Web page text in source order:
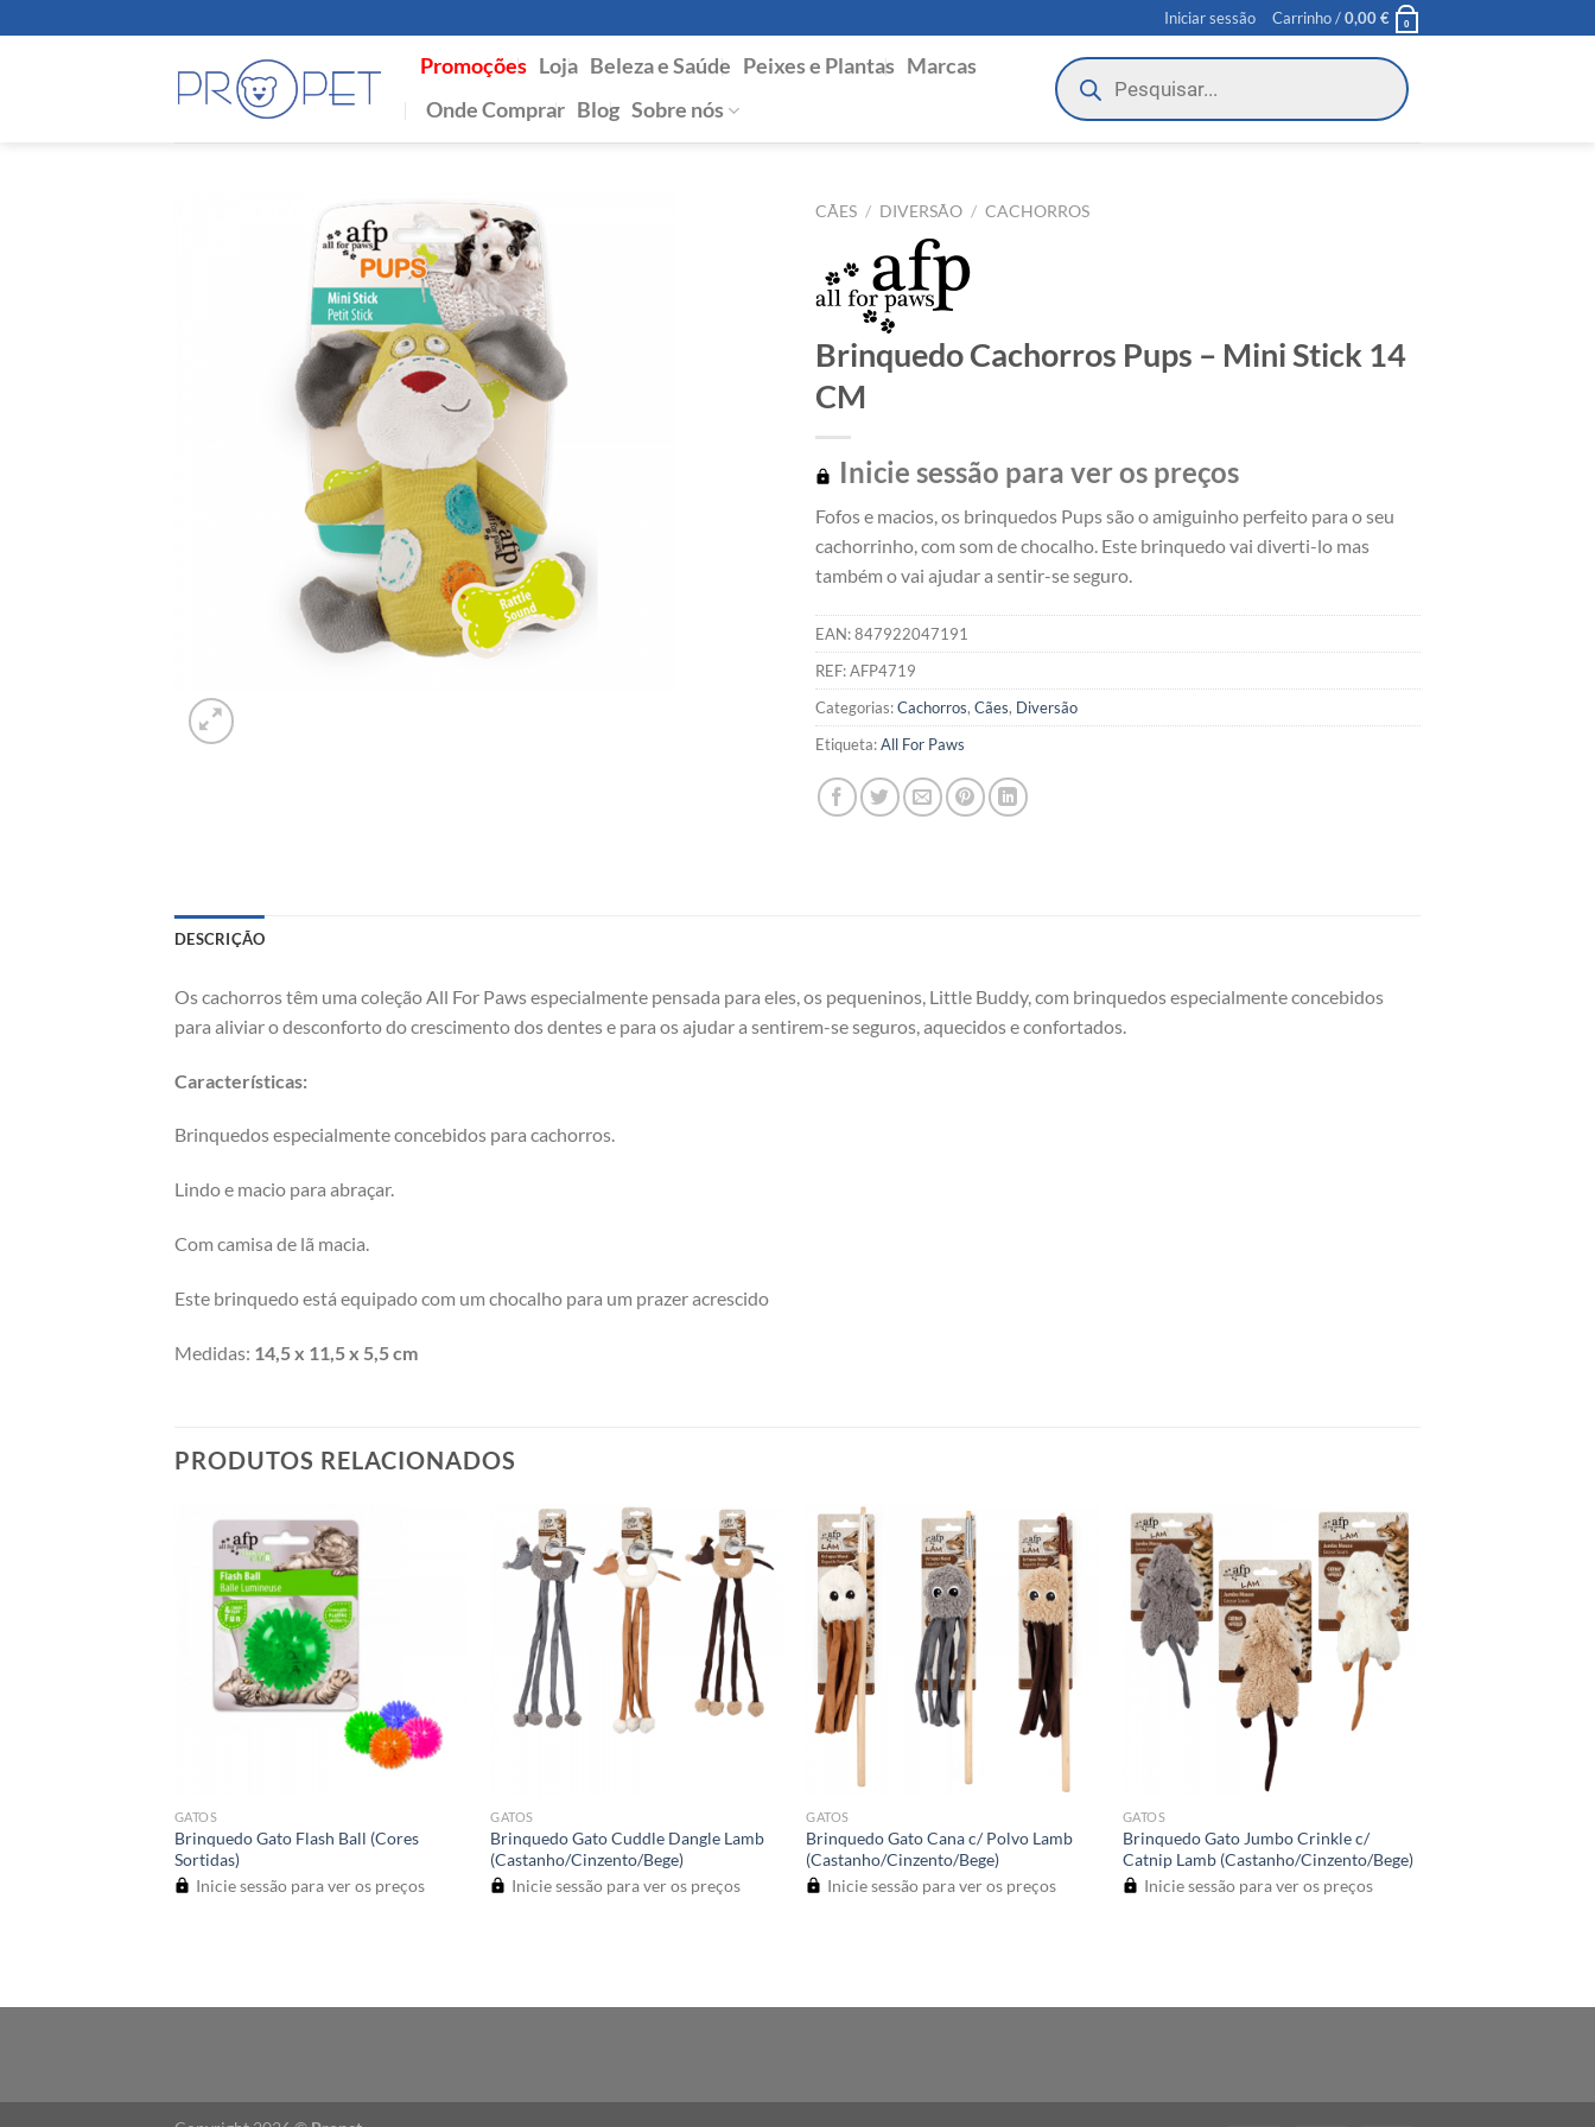
to
Iniciar sessão Carrinho /0,00€ 0
Promoções Loja Beleza e Saúde Peixes e Plantas Marcas
Onde Comprar Blog Sobre nós
Products
search
CÃES / DIVERSÃO / CACHORROS
Brinquedo Cachorros Pups – Mini Stick 14
CM
Inicie sessão para ver os preços
Fofos e macios, os brinquedos Pups são o amiguinho perfeito para o seu
cachorrinho, com som de chocalho. Este brinquedo vai diverti-lo mas
também o vai ajudar a sentir-se seguro.
EAN:847922047191
REF:AFP4719
Categorias:Cachorros, Cães, Diversão
Etiqueta:All For Paws
DESCRIÇÃO
Os cachorros têm uma coleção All For Paws especialmente pensada para eles, os pequeninos, Little Buddy, com brinquedos especialmente concebidos
para aliviar o desconforto do crescimento dos dentes e para os ajudar a sentirem-se seguros, aquecidos e confortados.
Características:
Brinquedos especialmente concebidos para cachorros.
Lindo e macio para abraçar.
Com camisa de lã macia.
Este brinquedo está equipado com um chocalho para um prazer acrescido
Medidas: 14,5 x 11,5 x 5,5 cm
PRODUTOS RELACIONADOS
GATOS
Brinquedo Gato Flash Ball (Cores
Sortidas)
Inicie sessão para ver os preços
GATOS
Brinquedo Gato Cuddle Dangle Lamb
(Castanho/Cinzento/Bege)
Inicie sessão para ver os preços
GATOS
Brinquedo Gato Cana c/ Polvo Lamb
(Castanho/Cinzento/Bege)
Inicie sessão para ver os preços
GATOS
Brinquedo Gato Jumbo Crinkle c/
Catnip Lamb (Castanho/Cinzento/Bege)
Inicie sessão para ver os preços